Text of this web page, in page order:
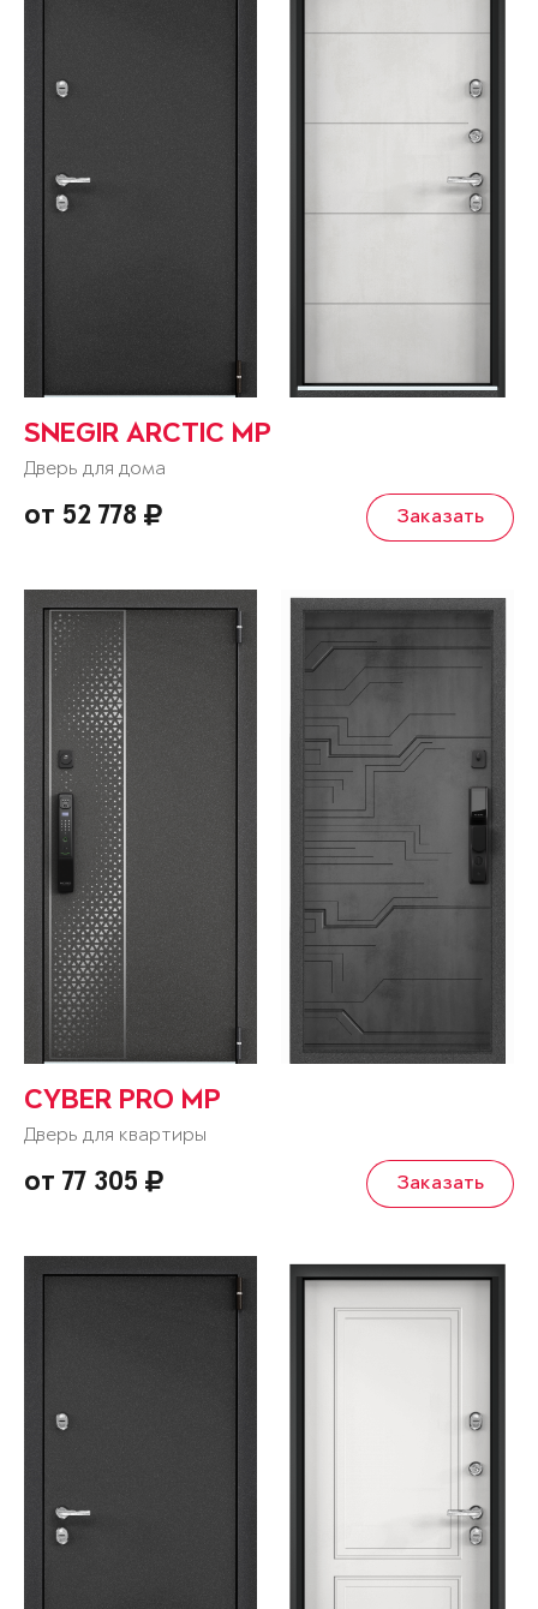
SNEGIR ARCTIC MP
Дверь для дома
от 52 778 Заказать
CYBER PRO MP
Дверь для квартиры
от 77 305 Заказать